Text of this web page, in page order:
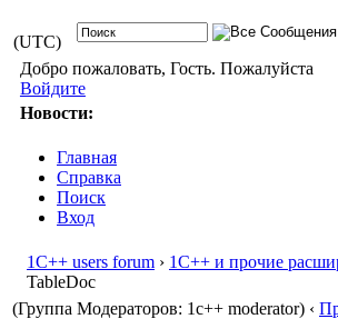
(UTC)
Добро пожаловать, Гость. Пожалуйста
Войдите
Новости:
Главная
Справка
Поиск
Вход
1С++ users forum › 1С++ и прочие
TableDoc
(Группа Модераторов: 1c++ moderator) ‹